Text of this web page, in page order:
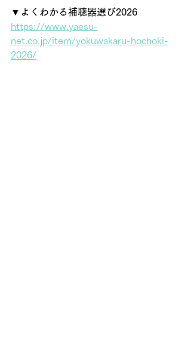
▼ よくわかる補聴器選び2026
https://www.yaesu-
net.co.jp/item/yokuwakaru-hochoki-
2026/